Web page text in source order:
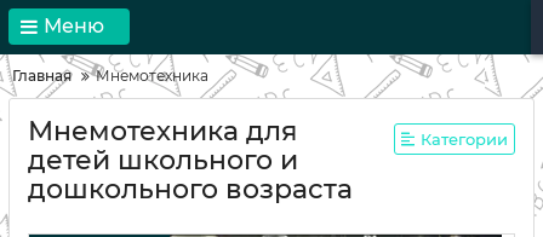
Меню
Главная Мнемотехника
Мнемотехника для
детей школьного и
дошкольного возраста
Категории